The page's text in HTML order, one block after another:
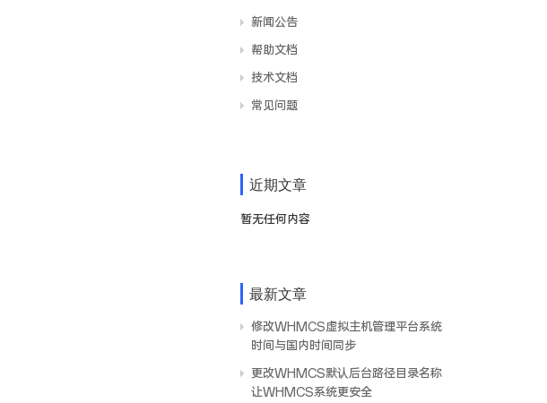
新闻公告
帮助文档
技术文档
常见问题
近期文章
暂无任何内容
最新文章
修改WHMCS虚拟主机管理平台系统
时间与国内时间同步
更改WHMCS默认后台路径目录名称
让WHMCS系统更安全